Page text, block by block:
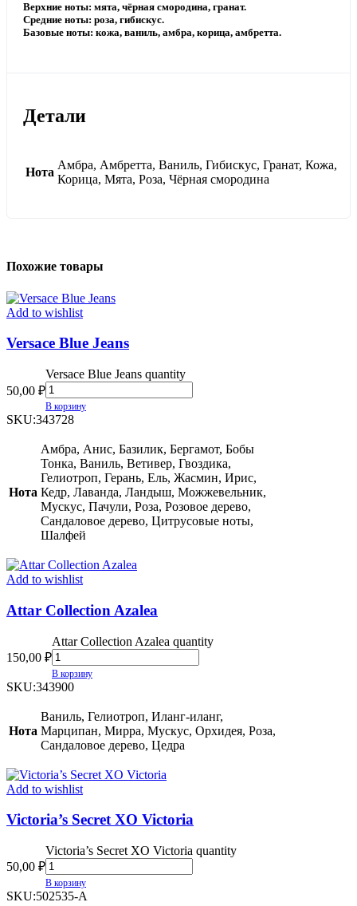
Верхние ноты: мята, чёрная смородина, гранат.
Средние ноты: роза, гибискус.
Базовые ноты: кожа, ваниль, амбра, корица, амбретта.
Детали
Нота
Амбра, Амбретта, Ваниль, Гибискус, Гранат, Кожа,
Корица, Мята, Роза, Чёрная смородина
Похожие товары
Add to wishlist
Versace Blue Jeans
50,00 ₽
Versace Blue Jeans quantity
В корзину
SKU:343728
Нота
Амбра, Анис, Базилик, Бергамот, Бобы
Тонка, Ваниль, Ветивер, Гвоздика,
Гелиотроп, Герань, Ель, Жасмин, Ирис,
Кедр, Лаванда, Ландыш, Можжевельник,
Мускус, Пачули, Роза, Розовое дерево,
Сандаловое дерево, Цитрусовые ноты,
Шалфей
Add to wishlist
Attar Collection Azalea
150,00 ₽
Attar Collection Azalea quantity
В корзину
SKU:343900
Нота
Ваниль, Гелиотроп, Иланг-иланг,
Марципан, Мирра, Мускус, Орхидея, Роза,
Сандаловое дерево, Цедра
Add to wishlist
Victoria’s Secret XO Victoria
50,00 ₽
Victoria’s Secret XO Victoria quantity
В корзину
SKU:502535-A